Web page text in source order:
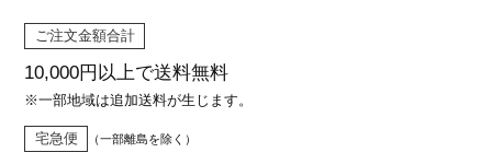
ご注文金額合計
10,000円以上で送料無料
※一部地域は追加送料が生じます。
宅急便 （一部離島を除く）